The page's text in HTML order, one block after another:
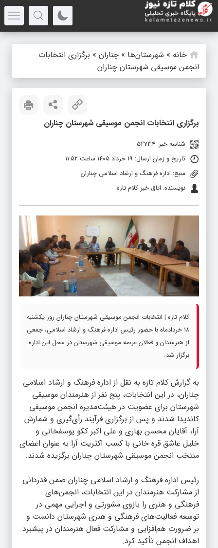
خانه » شهرستان‌ها » چناران » برگزاری انتخابات
انجمن موسیقی شهرستان چناران
برگزاری انتخابات انجمن موسیقی شهرستان چناران
شناسه خبر: 52734
تاریخ و زمان ارسال: 19 خرداد 1405 ساعت 11:52
منبع: اداره فرهنگ و ارشاد اسلامی چناران
نویسنده: اتاق خبر کلام تازه
کلام تازه | انتخابات انجمن موسیقی شهرستان چناران روز یکشنبه
۱۸ خردادماه با حضور رئیس اداره فرهنگ و ارشاد اسلامی، جمعی
از هنرمندان و فعالان عرصه موسیقی شهرستان در محل این اداره
برگزار شد.
به گزارش کلام تازه به نقل از اداره فرهنگ و ارشاد اسلامی
چناران، در این انتخابات، پنج نفر از هنرمندان موسیقی
شهرستان برای عضویت در هیئت‌مدیره انجمن موسیقی
کاندیدا شدند و پس از برگزاری فرآیند رأی‌گیری و شمارش
آرا، آقایان محسن بهاری و علی اکبر ککو یوسفخانی و
خلیل عاشق قره خانی با کسب اکثریت آرا به عنوان اعضای
منتخب انجمن موسیقی شهرستان چناران برگزیده شدند.
رئیس اداره فرهنگ و ارشاد اسلامی چناران ضمن قدردانی
از مشارکت هنرمندان در این انتخابات، انجمن‌های
فرهنگی و هنری را بازوی مشورتی و اجرایی مهمی در
توسعه فعالیت‌های فرهنگی و هنری شهرستان دانست و
بر ضرورت هم‌افزایی و مشارکت فعال هنرمندان در پیشبرد
اهداف انجمن تأکید کرد.